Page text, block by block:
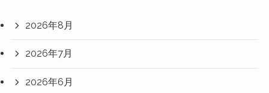
2026年8月
2026年7月
2026年6月